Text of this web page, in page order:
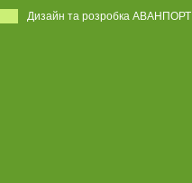
Дизайн та розробка АВАНПОРТ